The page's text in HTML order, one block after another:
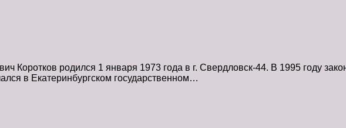
Коротков родился 1 января 1973 года в г. Свердловск-44. В 1995 году
в Екатеринбургском государственном…